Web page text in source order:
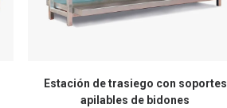
Estación de trasiego con soportes
apilables de bidones